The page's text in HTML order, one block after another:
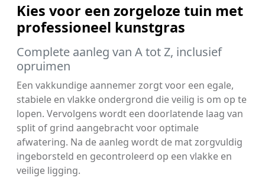
Kies voor een zorgeloze tuin met
professioneel kunstgras
Complete aanleg van A tot Z, inclusief
opruimen
Een vakkundige aannemer zorgt voor een egale,
stabiele en vlakke ondergrond die veilig is om op te
lopen. Vervolgens wordt een doorlatende laag van
split of grind aangebracht voor optimale
afwatering. Na de aanleg wordt de mat zorgvuldig
ingeborsteld en gecontroleerd op een vlakke en
veilige ligging.